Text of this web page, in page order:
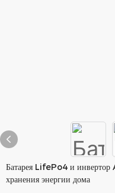
Батарея LifePo4 и
хранения энергии дома